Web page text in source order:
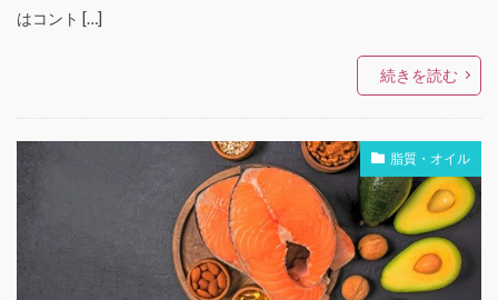
はコント […]
続きを読む
脂質・オイル